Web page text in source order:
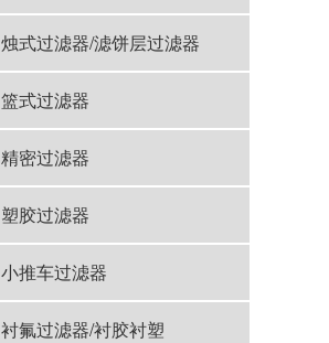
烛式过滤器/滤饼层过滤器
篮式过滤器
精密过滤器
塑胶过滤器
小推车过滤器
衬氟过滤器/衬胶衬塑